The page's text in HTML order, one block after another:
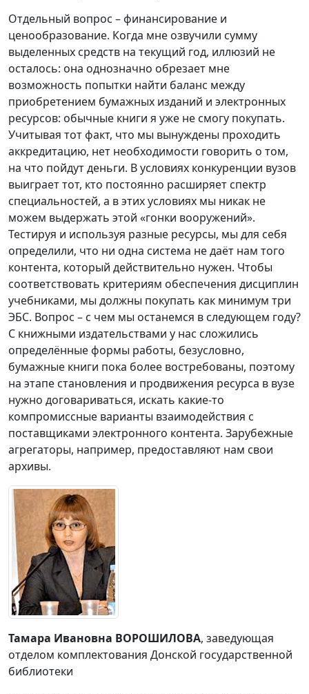
Отдельный вопрос – финансирование и
ценообразование. Когда мне озвучили сумму
выделенных средств на текущий год, иллюзий не
осталось: она однозначно обрезает мне
возможность попытки найти баланс между
приобретением бумажных изданий и электронных
ресурсов: обычные книги я уже не смогу покупать.
Учитывая тот факт, что мы вынуждены проходить
аккредитацию, нет необходимости говорить о том,
на что пойдут деньги. В условиях конкуренции вузов
выиграет тот, кто постоянно расширяет спектр
специальностей, а в этих условиях мы никак не
можем выдержать этой «гонки вооружений».
Тестируя и используя разные ресурсы, мы для себя
определили, что ни одна система не даёт нам того
контента, который действительно нужен. Чтобы
соответствовать критериям обеспечения дисциплин
учебниками, мы должны покупать как минимум три
ЭБС. Вопрос – с чем мы останемся в следующем году?
С книжными издательствами у нас сложились
определённые формы работы, безусловно,
бумажные книги пока более востребованы, поэтому
на этапе становления и продвижения ресурса в вузе
нужно договариваться, искать какие-то
компромиссные варианты взаимодействия с
поставщиками электронного контента. Зарубежные
агрегаторы, например, предоставляют нам свои
архивы.
Тамара Ивановна ВОРОШИЛОВА, заведующая
отделом комплектования Донской государственной
библиотеки